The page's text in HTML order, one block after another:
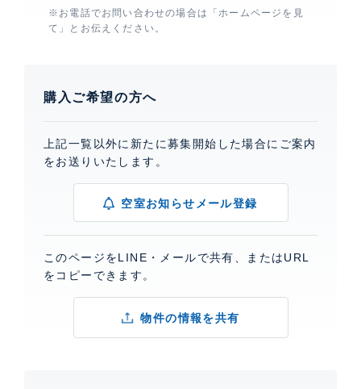
※お電話でお問い合わせの場合は「ホームページを見
て」とお伝えください。
購入ご希望の方へ
上記一覧以外に新たに募集開始した場合にご案内
をお送りいたします。
空室お知らせメール登録
このページをLINE・メールで共有、またはURL
をコピーできます。
物件の情報を共有